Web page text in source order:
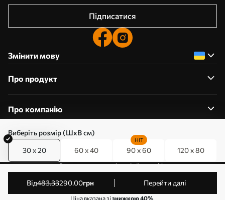
Виберіть розмір (ШхВ см)
30 x 20 60 x 40 90 x 60
HIT
120 x 80
від483.33290.00грн Перейти далі
Ціна вказана зізнижкою 40%.
Підписатися
Змінити мову
Про продукт
Про компанію
0800357223
Редагування дозволів на файли cookie
© 2011-2026 Art-holst. Усі права захищені. Власник:
ТОВ “КЛЄВЄР”. Код ЄДРПОУ: 31780602.